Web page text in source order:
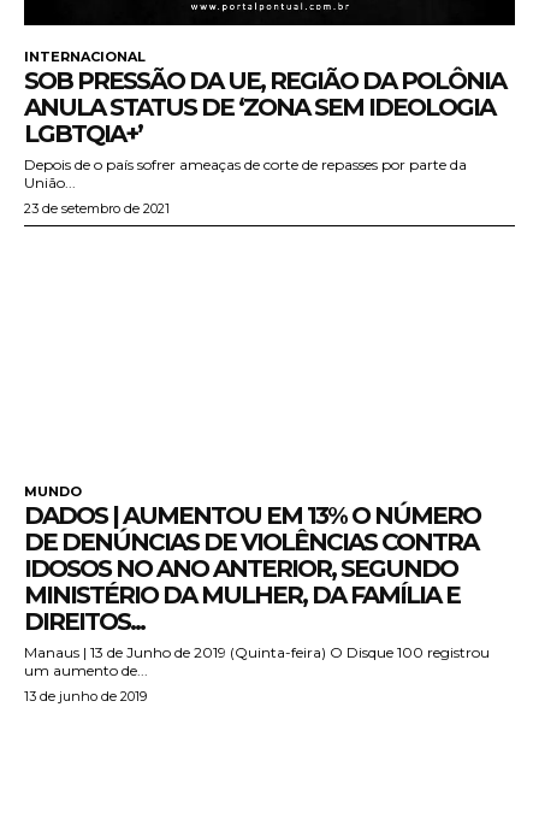
INTERNACIONAL
SOB PRESSÃO DA UE, REGIÃO DA POLÔNIA
ANULA STATUS DE ‘ZONA SEM IDEOLOGIA
LGBTQIA+’
Depois de o país sofrer ameaças de corte de repasses por parte da
União...
23 de setembro de 2021
MUNDO
DADOS | AUMENTOU EM 13% O NÚMERO
DE DENÚNCIAS DE VIOLÊNCIAS CONTRA
IDOSOS NO ANO ANTERIOR, SEGUNDO
MINISTÉRIO DA MULHER, DA FAMÍLIA E
DIREITOS...
Manaus | 13 de Junho de 2019 (Quinta-feira) O Disque 100 registrou
um aumento de...
13 de junho de 2019